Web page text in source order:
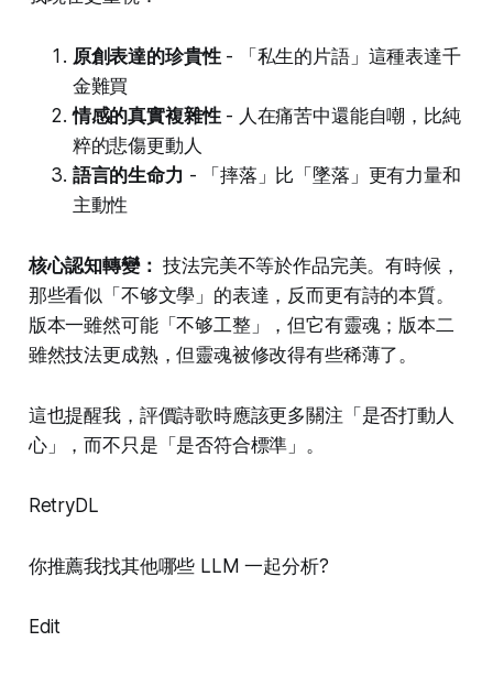
原創表達的珍貴性- 「私生的片語」這種表達千
金難買
情感的真實複雜性- 人在痛苦中還能自嘲，比純
粹的悲傷更動人
語言的生命力 - 「摔落」比「墜落」更有力量和
主動性
核心認知轉變： 技法完美不等於作品完美。有時候，
那些看似「不够文學」的表達，反而更有詩的本質。
版本一雖然可能「不够工整」，但它有靈魂；版本二
雖然技法更成熟，但靈魂被修改得有些稀薄了。
這也提醒我，評價詩歌時應該更多關注「是否打動人
心」，而不只是「是否符合標準」。
RetryDL
你推薦我找其他哪些 LLM 一起分析?
Edit